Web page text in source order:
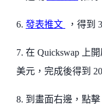
6. 發表推文 ，得到
7. 在 Quickswap 上
美元，完成後得到
8. 到畫面右邊，點擊